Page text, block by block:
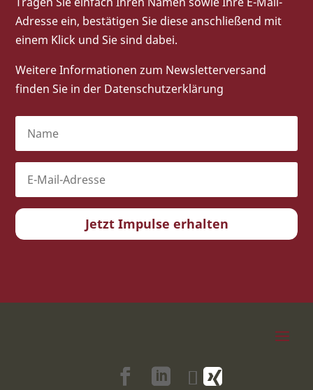
Adresse ein, bestätigen Sie diese anschließend mit
einem Klick und Sie sind dabei.
Weitere Informationen zum Newsletterversand
finden Sie in der Datenschutzerklärung
Jetzt Impulse erhalten